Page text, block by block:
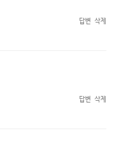
답변 삭제
답변 삭제